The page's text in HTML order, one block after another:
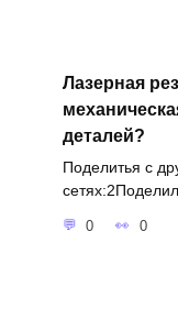
Лазерная
деталей?
Поделитья с
0 0